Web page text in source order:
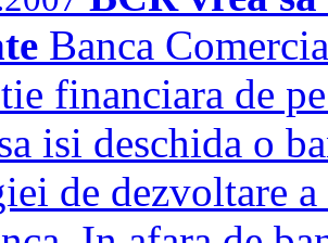
Banca
financiara de
isi deschida o
de dezvoltare